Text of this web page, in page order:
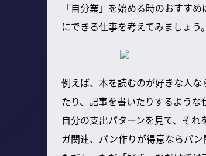
「自分業」を始める時のおすす
にできる仕事を考えてみましょう。
例えば、本を読むのが好きな人
たり、記事を書いたりするような
自分の支出パターンを見て、そ
ガ関連、パン作りが得意ならパン